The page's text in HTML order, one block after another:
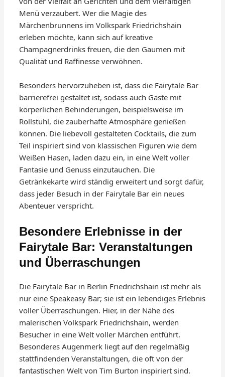
Menü verzaubert. Wer die Magie des
Märchenbrunnens im Volkspark Friedrichshain
erleben möchte, kann sich auf kreative
Champagnerdrinks freuen, die den Gaumen mit
Qualität und Raffinesse verwöhnen.
Besonders hervorzuheben ist, dass die Fairytale Bar
barrierefrei gestaltet ist, sodass auch Gäste mit
körperlichen Behinderungen, beispielsweise im
Rollstuhl, die zauberhafte Atmosphäre genießen
können. Die liebevoll gestalteten Cocktails, die zum
Teil inspiriert sind von klassischen Figuren wie dem
Weißen Hasen, laden dazu ein, in eine Welt voller
Fantasie und Genuss einzutauchen. Die
Getränkekarte wird ständig erweitert und sorgt dafür,
dass jeder Besuch in der Fairytale Bar ein neues
Abenteuer verspricht.
Besondere Erlebnisse in der
Fairytale Bar: Veranstaltungen
und Überraschungen
Die Fairytale Bar in Berlin Friedrichshain ist mehr als
nur eine Speakeasy Bar; sie ist ein lebendiges Erlebnis
voller Überraschungen. Hier, in der Nähe des
malerischen Volkspark Friedrichshain, werden
Besucher in eine Welt voller Märchen entführt.
Besonderes Augenmerk liegt auf den regelmäßig
stattfindenden Veranstaltungen, die oft von der
fantastischen Welt von Tim Burton inspiriert sind.